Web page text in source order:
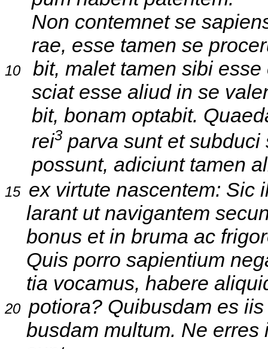
Non contemnet se
rae, esse tamen se
10 bit, malet tamen sibi
sciat esse aliud in se
bit, bonam optabit.
rei3 parva sunt et
possunt, adiciunt tamen
15 ex virtute nascentem: Sic
larant ut navigantem
bonus et in bruma ac
Quis porro sapientium
tia vocamus, habere
20 potiora? Quibusdam es
busdam multum. Ne erres